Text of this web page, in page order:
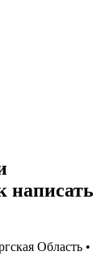
написать
Область •